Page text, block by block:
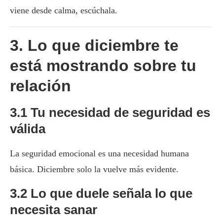
viene desde calma, escúchala.
3. Lo que diciembre te
está mostrando sobre tu
relación
3.1 Tu necesidad de seguridad es
válida
La seguridad emocional es una necesidad humana
básica. Diciembre solo la vuelve más evidente.
3.2 Lo que duele señala lo que
necesita sanar